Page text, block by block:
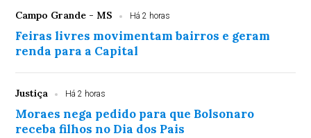
Campo Grande - MS Há 2 horas
Feiras livres movimentam bairros e geram
renda para a Capital
Justiça Há 2 horas
Moraes nega pedido para que Bolsonaro
receba filhos no Dia dos Pais